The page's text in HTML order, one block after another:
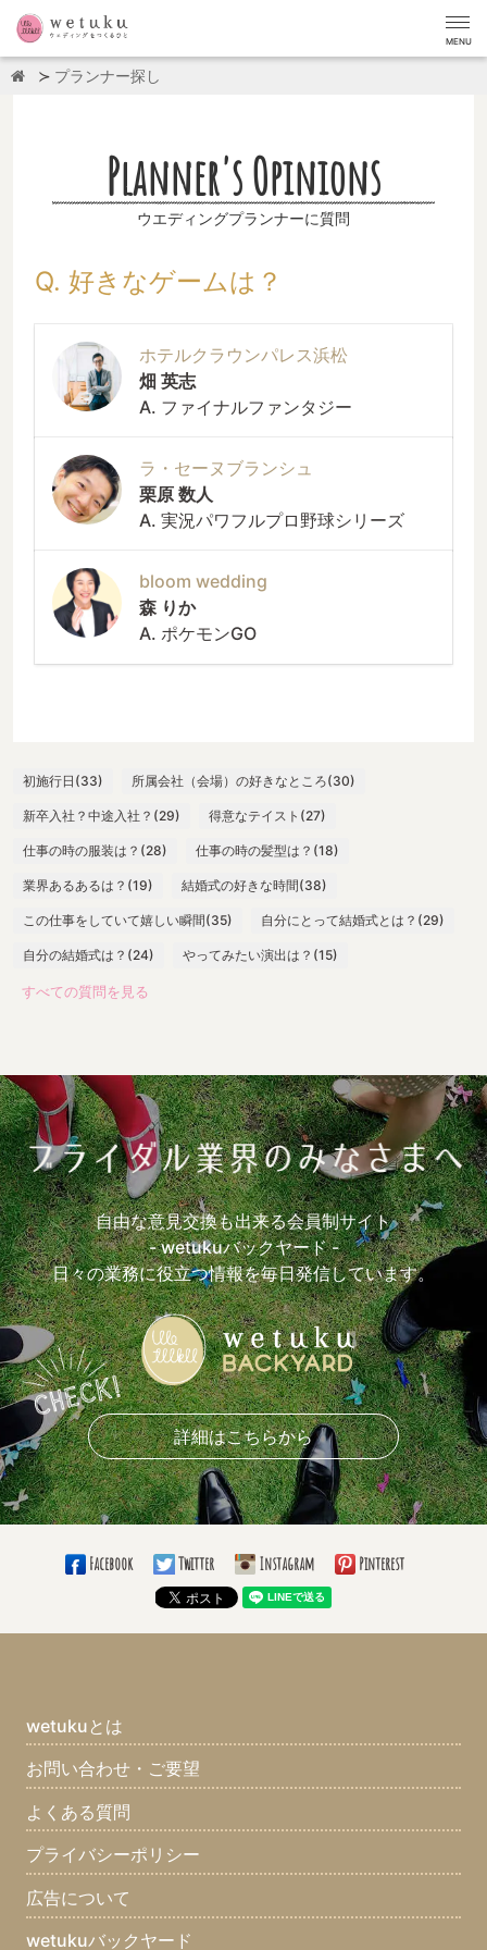
MENU
プランナー探し
Planner's Opinions
ウエディングプランナーに質問
Q. 好きなゲームは？
ホテルクラウンパレス浜松
畑 英志
A. ファイナルファンタジー
ラ・セーヌブランシュ
栗原 数人
A. 実況パワフルプロ野球シリーズ
bloom wedding
森 りか
A. ポケモンGO
初施行日(33) 所属会社（会場）の好きなところ(30)
新卒入社？中途入社？(29) 得意なテイスト(27)
仕事の時の服装は？(28) 仕事の時の髪型は？(18)
業界あるあるは？(19) 結婚式の好きな時間(38)
この仕事をしていて嬉しい瞬間(35) 自分にとって結婚式とは？(29)
自分の結婚式は？(24) やってみたい演出は？(15)
すべての質問を見る
よく身につけているスカーフの色(10) 打ち合わせ必須アイテム(24)
参考にしているウエディングサイト(11)
参考にしているウエディング本(13) おすすめロケ場所(17)
おすすめ前撮アイテム(7) おすすめ披露宴入場曲(4)
おすすめ乾杯曲(3) おすすめケーキカットBGM(1)
おすすめ手紙シーンBGM(5) おすすめ退場曲(1)
おすすめ挙式演出(8) おすすめ披露宴演出(7)
おもしろかった余興は？(5) おすすめ引き出物(7)
おすすめ引き菓子(10) おすすめプチギフト(5) おすすめ花材(7)
好きなブーケの形(13) 好きなドレスライン(10)
着たいカラードレスの色(5) 好きなドレスブランド(4)
好きなナプキンの折り方(5) 愛用しているボールペン(8)
使っている手帳の柄は？(9) 必勝グッズ(4)
通勤時間(5) 大きい目標(10) 小さい目標(8)
いつまでこの仕事する？(14)
口癖は？(8) 座右の銘は？(12) 集めてるものは？(7)
好きな食べ物は？(12) 嫌いな食べ物は？(12)
好きなスポーツは？(11)
好きな女性タレントは？(4)
好きなマンガは？(8)
好きな映画は？(8) 好きなテレビ番組は？(10) 好きな曲は？(7)
自由な意見交換も出来る会員制サイト
- wetukuバックヤード -
日々の業務に役立つ情報を毎日発信しています。
詳細はこちらから
Facebook Twitter Instagram Pinterest
wetukuとは
お問い合わせ・ご要望
よくある質問
プライバシーポリシー
広告について
wetukuバックヤード